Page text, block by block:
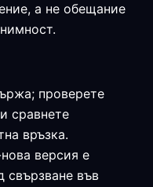
а не обещание
проверете
сравнете
връзка.
версия е
свързване във